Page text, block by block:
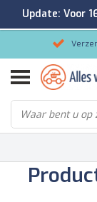
Update: Voor